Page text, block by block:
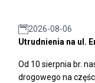
2026-08-06
Utrudnienia na ul.
Od 10 sierpnia br.
drogowego na